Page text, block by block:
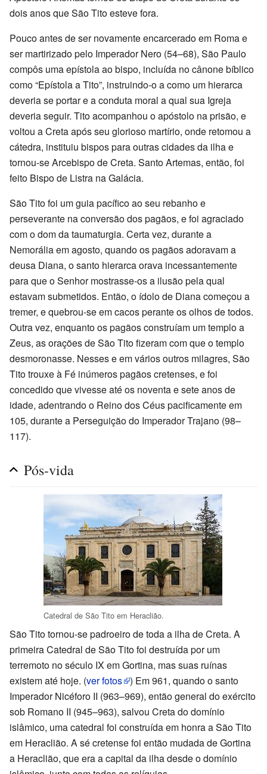
dois anos que São Tito esteve fora.
Pouco antes de ser novamente encarcerado em Roma e
ser martirizado pelo Imperador Nero (54–68), São Paulo
compôs uma epístola ao bispo, incluída no cânone bíblico
como “Epístola a Tito”, instruindo-o a como um hierarca
deveria se portar e a conduta moral a qual sua Igreja
deveria seguir. Tito acompanhou o apóstolo na prisão, e
voltou a Creta após seu glorioso martírio, onde retomou a
cátedra, instituiu bispos para outras cidades da ilha e
tornou-se Arcebispo de Creta. Santo Artemas, então, foi
feito Bispo de Listra na Galácia.
São Tito foi um guia pacífico ao seu rebanho e
perseverante na conversão dos pagãos, e foi agraciado
com o dom da taumaturgia. Certa vez, durante a
Nemorália em agosto, quando os pagãos adoravam a
deusa Diana, o santo hierarca orava incessantemente
para que o Senhor mostrasse-os a ilusão pela qual
estavam submetidos. Então, o ídolo de Diana começou a
tremer, e quebrou-se em cacos perante os olhos de todos.
Outra vez, enquanto os pagãos construíam um templo a
Zeus, as orações de São Tito fizeram com que o templo
desmoronasse. Nesses e em vários outros milagres, São
Tito trouxe à Fé inúmeros pagãos cretenses, e foi
concedido que vivesse até os noventa e sete anos de
idade, adentrando o Reino dos Céus pacificamente em
105, durante a Perseguição do Imperador Trajano (98–
117).
Pós-vida
Catedral de São Tito em Heraclião.
São Tito tornou-se padroeiro de toda a ilha de Creta. A
primeira Catedral de São Tito foi destruída por um
terremoto no século IX em Gortina, mas suas ruínas
existem até hoje. (ver fotos ) Em 961, quando o santo
Imperador Nicéforo II (963–969), então general do exército
sob Romano II (945–963), salvou Creta do domínio
islâmico, uma catedral foi construída em honra a São Tito
em Heraclião. A sé cretense foi então mudada de Gortina
a Heraclião, que era a capital da ilha desde o domínio